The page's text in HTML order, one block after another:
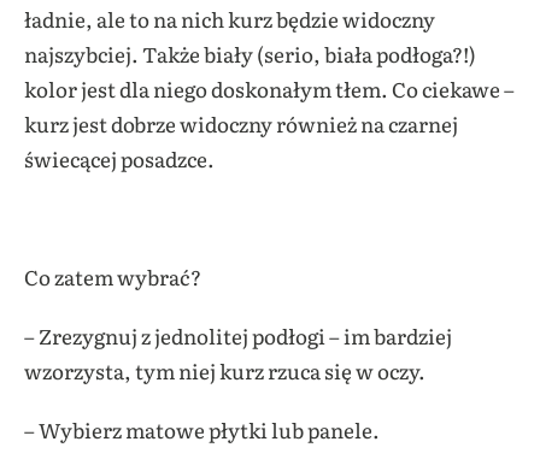
ładnie, ale to na nich kurz będzie widoczny
najszybciej. Także biały (serio, biała podłoga?!)
kolor jest dla niego doskonałym tłem. Co ciekawe –
kurz jest dobrze widoczny również na czarnej
świecącej posadzce.
Co zatem wybrać?
– Zrezygnuj z jednolitej podłogi – im bardziej
wzorzysta, tym niej kurz rzuca się w oczy.
– Wybierz matowe płytki lub panele.